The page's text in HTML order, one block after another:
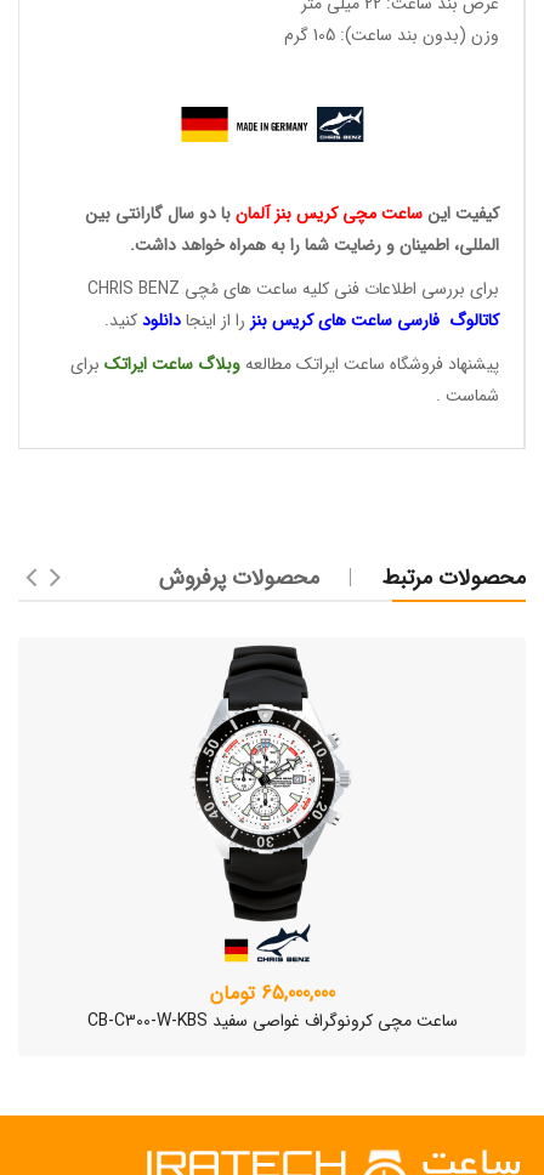
وزن (بدون بند ساعت): 105 گرم
کیفیت اینساعت مچی کریسبنز آلمانبا دو سال گارانتی بین
المللی، اطمینان و رضایت شما را به همراه خواهد داشت.
برای بررسی اطلاعات فنی کلیه ساعت های مُچی CHRIS BENZ
کاتالوگ فارسی ساعت هایکریس بنز را از اینجادانلودکنید.
پیشنهاد فروشگاه ساعت ایراتک مطالعهوبلاگ ساعتایراتک برای
شماست .
محصولات مرتبط محصولات پرفروش
65,000,000 تومان
ساعت مچی کرونوگراف غواصی سفید CB-C300-W-KBS